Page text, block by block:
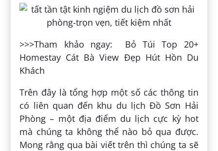
>>>Tham khảo ngay: Bỏ Túi Top 20+
Homestay Cát Bà View Đẹp Hút Hồn Du
Khách
Trên đây là tổng hợp một số các thông tin
có liên quan đến khu du lịch Đồ Sơn Hải
Phòng – một địa điểm du lịch cực kỳ hot
mà chúng ta không thể nào bỏ qua được.
Mong rằng qua bài viết trên thì chúng ta sẽ